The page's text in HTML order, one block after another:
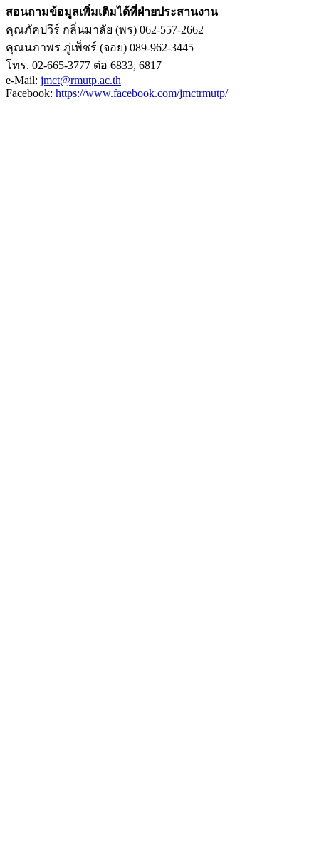
สอนถามข้อมูลเพิ่มเติมได้ที่ฝ่ายประสานงาน
คุณภัคปวีร์ กลิ่นมาลัย (พร) 062-557-2662
คุณนภาพร ภู่เพ็ชร์ (จอย) 089-962-3445
โทร. 02-665-3777 ต่อ 6833, 6817
e-Mail: jmct@rmutp.ac.th
Facebook: https://www.facebook.com/jmctrmutp/